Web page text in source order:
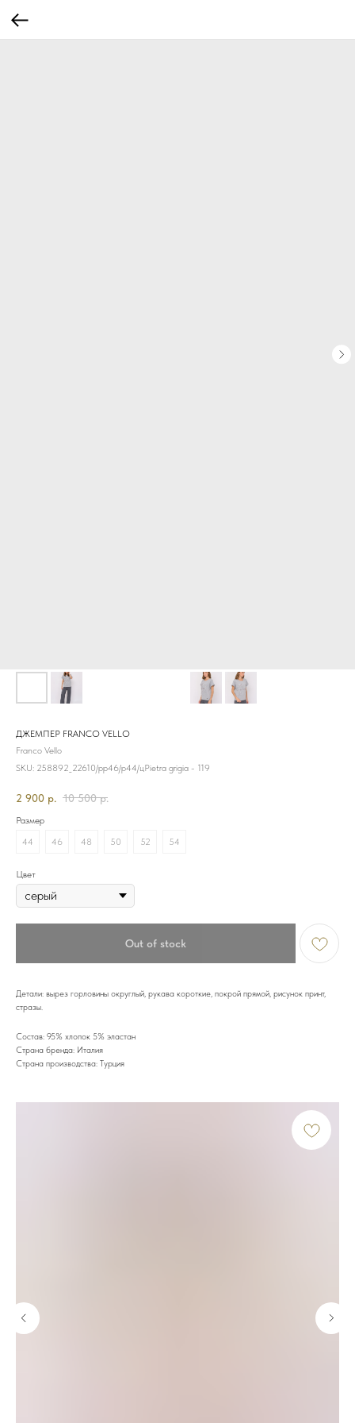
ДЖЕМПЕР FRANCO VELLO
Franco Vello
SKU: 258892_22610/рр46/р44/цPietra grigia - 119
2 900 р. 10 500 р.
Размер
44
46 48 50 52 54
Цвет
Out of stock
Детали: вырез горловины округлый, рукава короткие, покрой прямой, рисунок принт,
стразы.
Состав: 95% хлопок 5% эластан
Страна бренда: Италия
Страна производства: Турция